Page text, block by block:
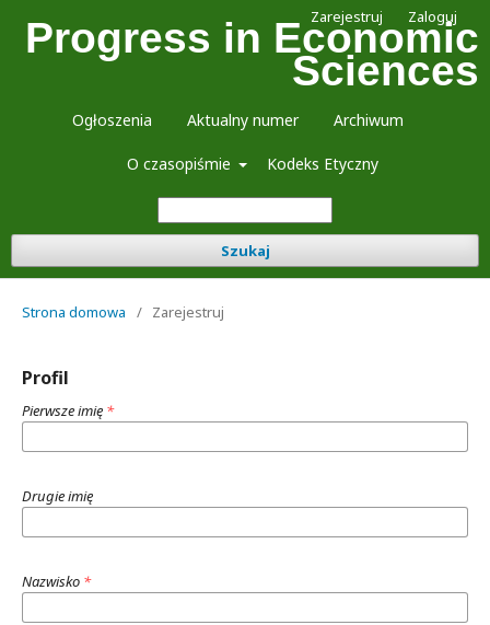
Progress in Economic
Sciences
Ogłoszenia Aktualny numer Archiwum
O czasopiśmie Kodeks Etyczny
Szukaj
Zarejestruj Zaloguj
Strona domowa / Zarejestruj
Profil
Pierwsze imię *
Drugie imię
Nazwisko *